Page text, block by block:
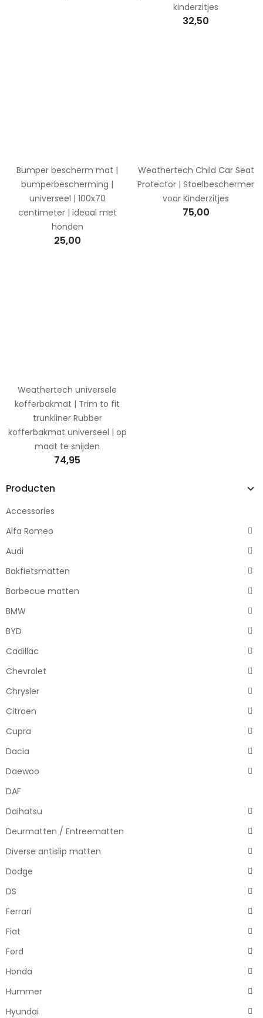
Producten
Accessories
Alfa Romeo
Audi
Bakfietsmatten
Barbecue matten
BMW
BYD
Cadillac
Chevrolet
Chrysler
Citroën
Cupra
Dacia
Daewoo
DAF
Daihatsu
Deurmatten / Entreematten
Diverse antislip matten
Dodge
DS
Ferrari
Fiat
Ford
Honda
Hummer
Hyundai
kinderzitjes
32,50
Bumper bescherm mat |
bumperbescherming |
universeel | 100x70
centimeter | ideaal met
honden
25,00
Weathertech Child Car Seat
Protector | Stoelbeschermer
voor Kinderzitjes
75,00
Weathertech universele
kofferbakmat | Trim to fit
trunkliner Rubber
kofferbakmat universeel | op
maat te snijden
74,95